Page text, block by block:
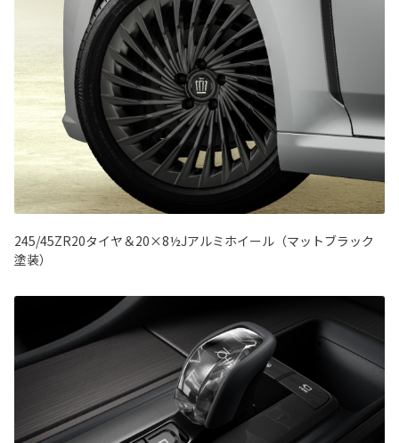
245/45ZR20タイヤ＆20×8½Jアルミホイール（マットブラック
塗装）